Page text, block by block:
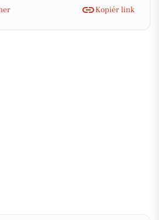
Kopiér link